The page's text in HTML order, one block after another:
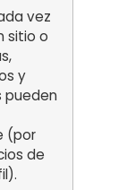
vez
sitio o
y
(por
de